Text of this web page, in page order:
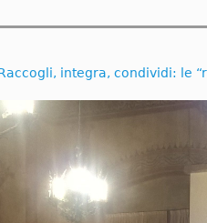
integra, condividi: le